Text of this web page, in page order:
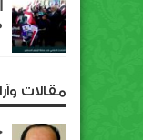
مقالات